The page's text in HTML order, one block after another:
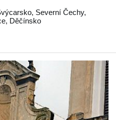
, Severní Čechy,
, Děčínsko